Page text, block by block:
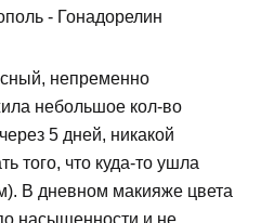
- Гонадорелин
непременно
небольшое кол-во
5 дней, никакой
того, что куда-то ушла
В дневном макияже цвета
насыщенности и не